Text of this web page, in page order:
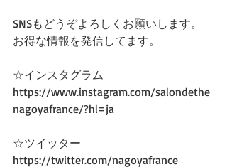
SNSもどうぞよろしくお願いします。
お得な情報を発信してます。
☆インスタグラム
https://www.instagram.com/salondethe
nagoyafrance/?hl=ja
☆ツイッター
https://twitter.com/nagoyafrance